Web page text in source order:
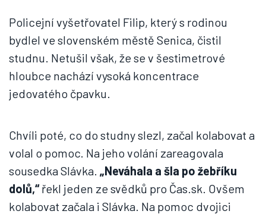
Policejní vyšetřovatel Filip, který s rodinou
bydlel ve slovenském městě Senica, čistil
studnu. Netušil však, že se v šestimetrové
hloubce nachází vysoká koncentrace
jedovatého čpavku.
Chvíli poté, co do studny slezl, začal kolabovat a
volal o pomoc. Na jeho volání zareagovala
sousedka Slávka. „Neváhala a šla po žebříku
dolů,“řekl jeden ze svědků pro Čas.sk. Ovšem
kolabovat začala i Slávka. Na pomoc dvojici